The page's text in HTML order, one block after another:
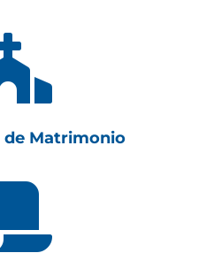
de Matrimonio